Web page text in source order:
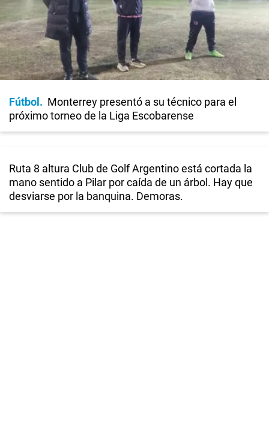
Fútbol
Monterrey presentó a su técnico para el
próximo torneo de la Liga Escobarense
Ruta 8 altura Club de Golf Argentino está cortada la
mano sentido a Pilar por caída de un árbol. Hay que
desviarse por la banquina. Demoras.